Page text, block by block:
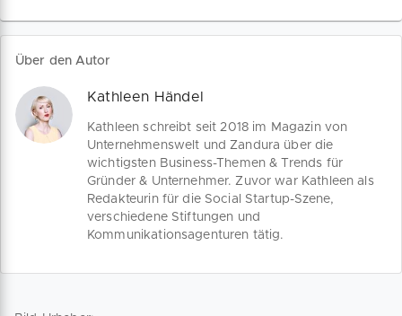
Über den Autor
Kathleen Händel
Kathleen schreibt seit 2018 im Magazin von
Unternehmenswelt und Zandura über die
wichtigsten Business-Themen & Trends für
Gründer & Unternehmer. Zuvor war Kathleen als
Redakteurin für die Social Startup-Szene,
verschiedene Stiftungen und
Kommunikationsagenturen tätig.